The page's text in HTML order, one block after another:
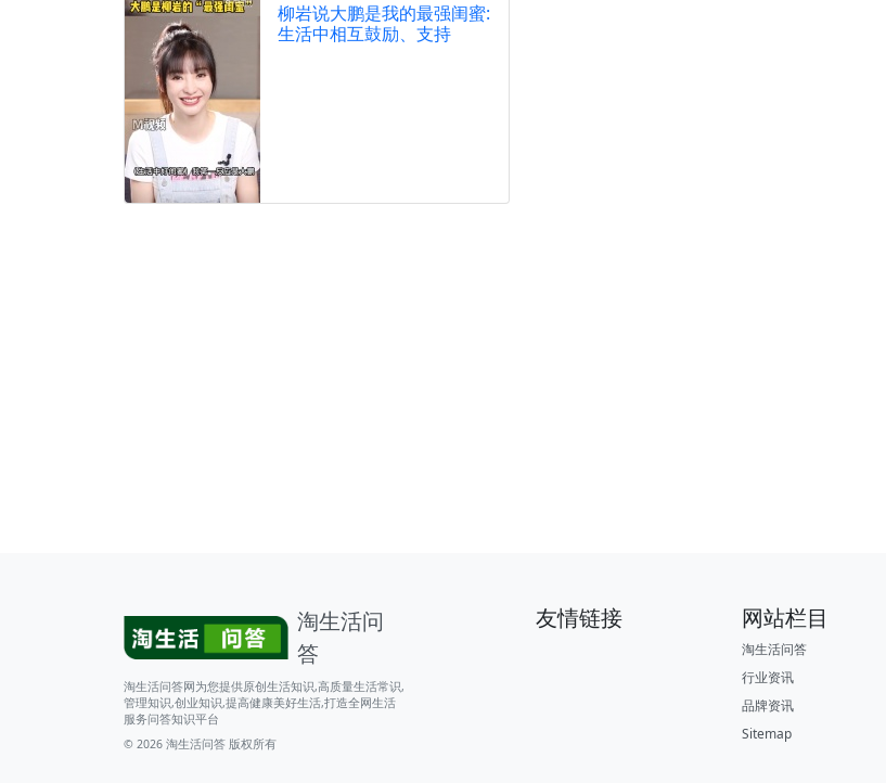
柳岩说大鹏是我的最强闺蜜:
生活中相互鼓励、支持
淘生活问
答
淘生活问答网为您提供原创生活知识,高质量生活常识,
管理知识,创业知识,提高健康美好生活,打造全网生活
服务问答知识平台
© 2026 淘生活问答 版权所有
友情链接 网站栏目
淘生活问答
行业资讯
品牌资讯
Sitemap